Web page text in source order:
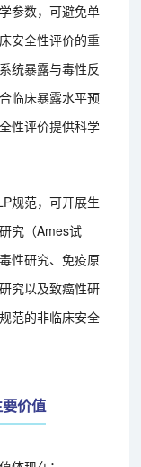
参数，可避免单
安全性评价的重
统暴露与毒性反
临床暴露水平预
性评价提供科学
规范，可开展生
究（Ames试
性研究、免疫原
究以及致癌性研
范的非临床安全
价值